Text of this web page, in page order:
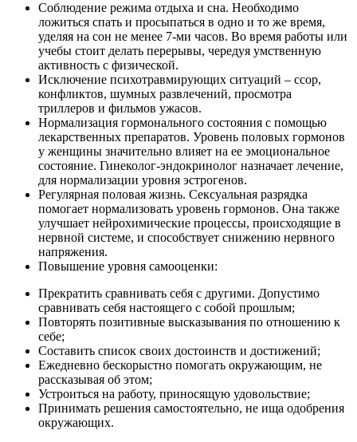
Соблюдение режима отдыха и сна. Необходимо
ложиться спать и просыпаться в одно и то же время,
уделяя на сон не менее 7-ми часов. Во время работы или
учебы стоит делать перерывы, чередуя умственную
активность с физической.
Исключение психотравмирующих ситуаций – ссор,
конфликтов, шумных развлечений, просмотра
триллеров и фильмов ужасов.
Нормализация гормонального состояния с помощью
лекарственных препаратов. Уровень половых гормонов
у женщины значительно влияет на ее эмоциональное
состояние. Гинеколог-эндокринолог назначает лечение,
для нормализации уровня эстрогенов.
Регулярная половая жизнь. Сексуальная разрядка
помогает нормализовать уровень гормонов. Она также
улучшает нейрохимические процессы, происходящие в
нервной системе, и способствует снижению нервного
напряжения.
Повышение уровня самооценки:
Прекратить сравнивать себя с другими. Допустимо
сравнивать себя настоящего с собой прошлым;
Повторять позитивные высказывания по отношению к
себе;
Составить список своих достоинств и достижений;
Ежедневно бескорыстно помогать окружающим, не
рассказывая об этом;
Устроиться на работу, приносящую удовольствие;
Принимать решения самостоятельно, не ища одобрения
окружающих.